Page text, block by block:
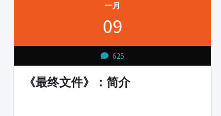
一月
09
625
《最终文件》：简介